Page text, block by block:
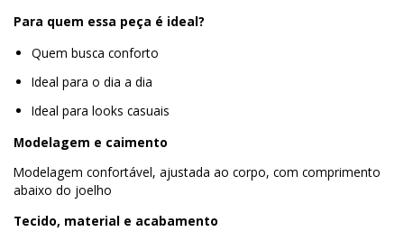
Para quem essa peça é ideal?
Quem busca conforto
Ideal para o dia a dia
Ideal para looks casuais
Modelagem e caimento
Modelagem confortável, ajustada ao corpo, com comprimento
abaixo do joelho
Tecido, material e acabamento